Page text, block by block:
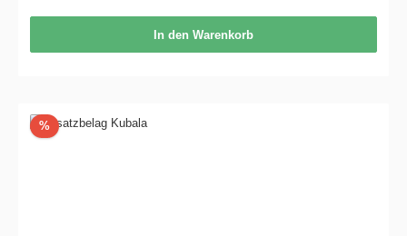
In den Warenkorb
%Rabatt